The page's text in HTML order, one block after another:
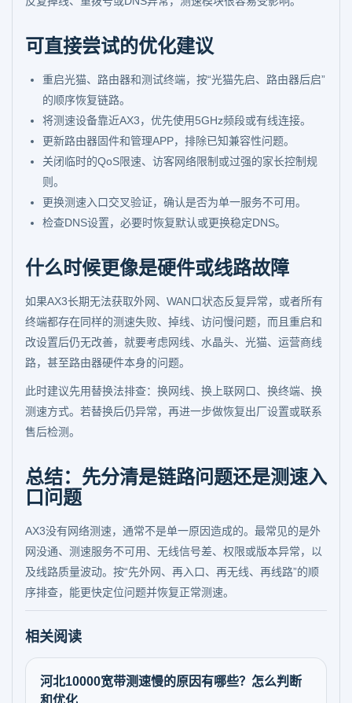
可直接尝试的优化建议
重启光猫、路由器和测试终端，按“光猫先启、路由器后启”
的顺序恢复链路。
将测速设备靠近AX3，优先使用5GHz频段或有线连接。
更新路由器固件和管理APP，排除已知兼容性问题。
关闭临时的QoS限速、访客网络限制或过强的家长控制规
则。
更换测速入口交叉验证，确认是否为单一服务不可用。
检查DNS设置，必要时恢复默认或更换稳定DNS。
什么时候更像是硬件或线路故障
如果AX3长期无法获取外网、WAN口状态反复异常，或者所有
终端都存在同样的测速失败、掉线、访问慢问题，而且重启和
改设置后仍无改善，就要考虑网线、水晶头、光猫、运营商线
路，甚至路由器硬件本身的问题。
此时建议先用替换法排查：换网线、换上联网口、换终端、换
测速方式。若替换后仍异常，再进一步做恢复出厂设置或联系
售后检测。
总结：先分清是链路问题还是测速入
口问题
AX3没有网络测速，通常不是单一原因造成的。最常见的是外
网没通、测速服务不可用、无线信号差、权限或版本异常，以
及线路质量波动。按“先外网、再入口、再无线、再线路”的顺
序排查，能更快定位问题并恢复正常测速。
相关阅读
河北10000宽带测速慢的原因有哪些？怎么判断
和优化